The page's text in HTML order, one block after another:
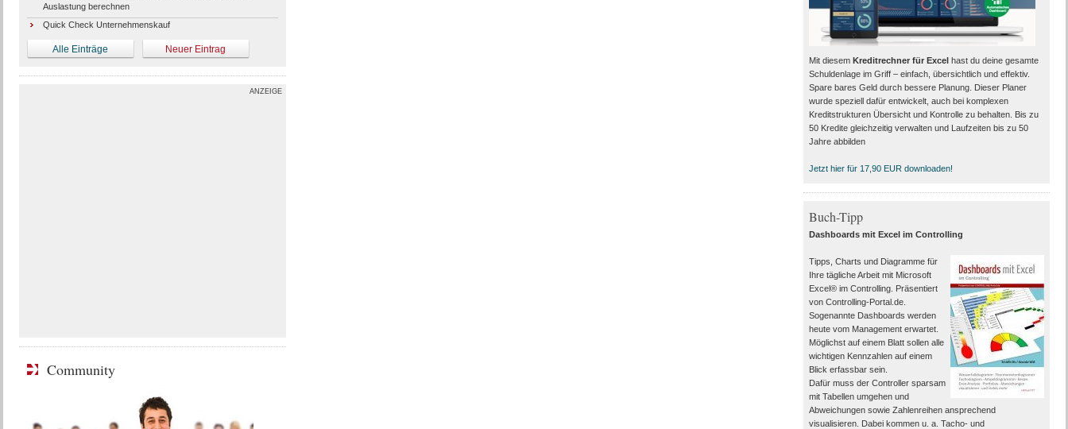
Auslastung berechnen
Quick Check Unternehmenskauf
Alle Einträge Neuer Eintrag
ANZEIGE
Community
Mit diesem Kreditrechner für Excelhast du deine gesamte
Schuldenlage im Griff – einfach, übersichtlich und effektiv.
Spare bares Geld durch bessere Planung. Dieser Planer
wurde speziell dafür entwickelt, auch bei komplexen
Kreditstrukturen Übersicht und Kontrolle zu behalten. Bis zu
50 Kredite gleichzeitig verwalten und Laufzeiten bis zu 50
Jahre abbilden
Jetzt hier für 17,90 EUR downloaden!
Buch-Tipp
Dashboards mit Excel im Controlling
Tipps, Charts und Diagramme für
Ihre tägliche Arbeit mit Microsoft
Excel® im Controlling. Präsentiert
von Controlling-Portal.de.
Sogenannte Dashboards werden
heute vom Management erwartet.
Möglichst auf einem Blatt sollen alle
wichtigen Kennzahlen auf einem
Blick erfassbar sein.
Dafür muss der Controller sparsam
mit Tabellen umgehen und
Abweichungen sowie Zahlenreihen ansprechend
visualisieren. Dabei kommen u. a. Tacho- und